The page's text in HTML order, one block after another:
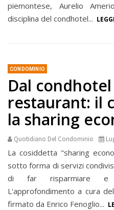
piemontese, Aurelio
disciplina del condhotel...
CONDOMINIO
Dal condhotel
restaurant: il
la sharing
Quotidiano Del Condominio
La cosiddetta "sharing
sotto forma di servizi
di far risparmiare e
L'approfondimento a cura
firmato da Enrico Fenoglio...